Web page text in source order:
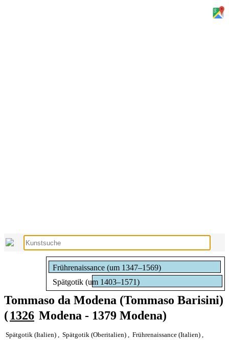
Frührenaissance (um 1347–1569)
Spätgotik (um 1403–1571)
Tommaso da Modena (Tommaso Barisini)
(1326 Modena - 1379 Modena)
Spätgotik (Italien) , Spätgotik (Oberitalien) , Frührenaissance (Italien) ,